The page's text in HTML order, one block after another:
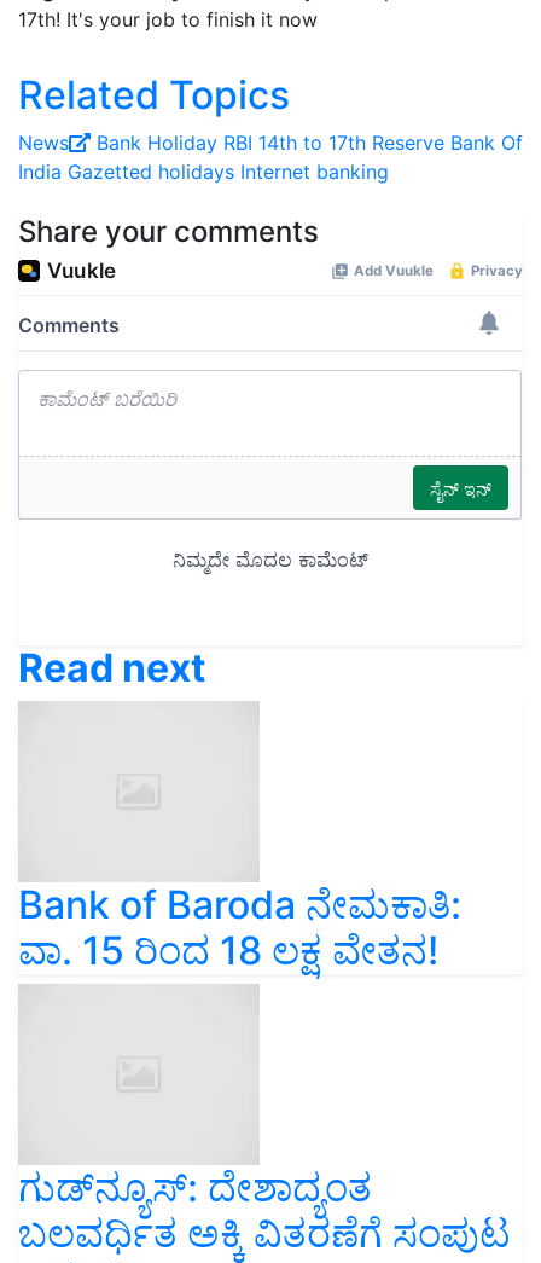
17th! It's your job to finish it now
Related Topics
News Bank Holiday RBI 14th to 17th Reserve Bank Of
India Gazetted holidays Internet banking
Share your comments
Read next
Bank of Baroda ನೇಮಕಾತಿ:
ವಾ. 15 ರಿಂದ 18 ಲಕ್ಷ ವೇತನ!
ಗುಡ್‌ನ್ಯೂಸ್‌: ದೇಶಾದ್ಯಂತ
ಬಲವರ್ಧಿತ ಅಕ್ಕಿ ವಿತರಣೆಗೆ ಸಂಪುಟ